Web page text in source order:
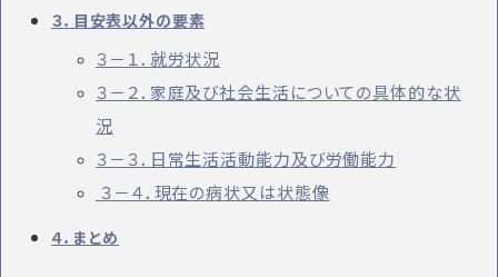
３．目安表以外の要素
３－１．就労状況
３－２．家庭及び社会生活についての具体的な状
況
３－３．日常生活活動能力及び労働能力
３－４．現在の病状又は状態像
４．まとめ